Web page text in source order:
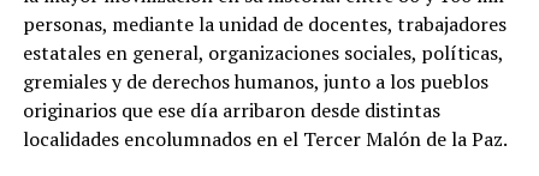
personas, mediante la unidad de docentes, trabajadores
estatales en general, organizaciones sociales, políticas,
gremiales y de derechos humanos, junto a los pueblos
originarios que ese día arribaron desde distintas
localidades encolumnados en el Tercer Malón de la Paz.